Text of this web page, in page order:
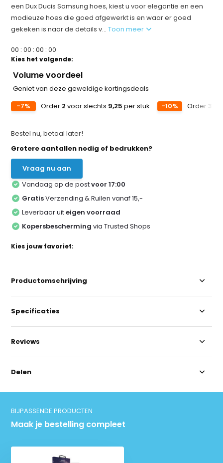
een Dux Ducis Samsung hoes, kiest u voor elegantie en een
modieuze hoes die goed afgewerkt is en waar er goed
gekeken is naar de details v...Toon meer
00 :00 :00 :00
Kies het volgende:
Volume voordeel
Geniet van deze geweldige kortingsdeals
-7%
Order 2 voor slechts 9,25 per stuk -10% Order 3
Bestel nu, betaal later!
Grotere aantallen nodig of bedrukken?
Vraag nu aan
Vandaag op de postvoor 17:00
GratisVerzending & Ruilen vanaf 15,-
Leverbaar uiteigen voorraad
Kopersbescherming via Trusted Shops
Kies jouw favoriet:
Productomschrijving
Specificaties
Reviews
Delen
BIJPASSENDE PRODUCTEN
Maak je bestelling compleet